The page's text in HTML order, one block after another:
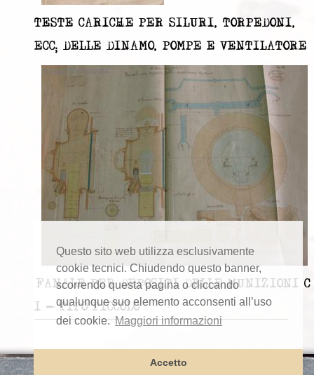
Questo sito web utilizza esclusivamente
cookie tecnici. Chiudendo questo banner,
scorrendo questa pagina o cliccando
qualunque suo elemento acconsenti all’uso
dei cookie.Maggiori informazioni
Accetto
TESTE CARICHE PER SILURI, TORPEDONI,
ECC; DELLE DINAMO, POMPE E VENTILATORE
FANALE PER DEPOSITI DELLE MUNIZIONI C
1 - TIPO PICCOLO